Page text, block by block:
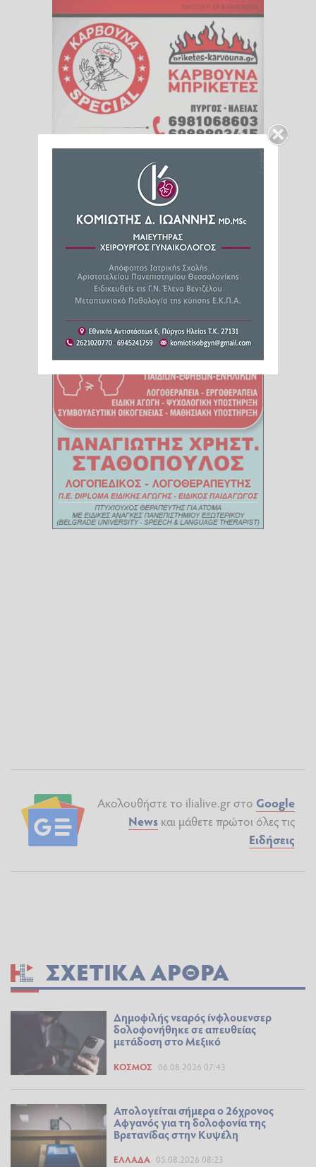
Ακολουθήστε το ilialive.gr στο Google
News και μάθετε πρώτοι όλες τις
Ειδήσεις
ΣΧΕΤΙΚΆ ΆΡΘΡΑ
Δημοφιλής νεαρός ίνφλουενσερ
δολοφονήθηκε σε απευθείας
μετάδοση στο Μεξικό
ΚΌΣΜΟΣ 06.08.2026 07:43
Απολογείται σήμερα ο 26χρονος
Αφγανός για τη δολοφονία της
Βρετανίδας στην Κυψέλη
ΕΛΛΆΔΑ 05.08.2026 08:23